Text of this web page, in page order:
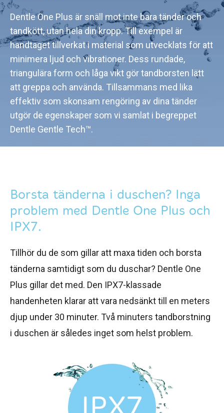
Dentle One Plus är snäll mot inte bara tänder och
tandkött, utan hela din kropp. Till exempel är
handtaget tillverkat i material som utvecklats för att
minimera ljud och vibrationer. Dess rundade,
triangulära form och låga vikt gör tandborsten lätt
att greppa och använda. Tillsammans med lika
effektiv som skonsam rengöring av dina tänder
utgör de egenskaper som vi samlat i begreppet
Dentle Gentle Tech™.
Borsta tänderna i duschen? Inga
problem med Dentle One Plus och
IPX7.
Tillhör du de som gillar att maxa tiden och borsta
tänderna samtidigt som du duschar? Dentle One
Plus gillar det med. Den IPX7-klassade
handenheten klarar att vara nedsänkt till en meters
djup under 30 minuter. Två minuters tandborstning
i duschen är således inget som helst problem.